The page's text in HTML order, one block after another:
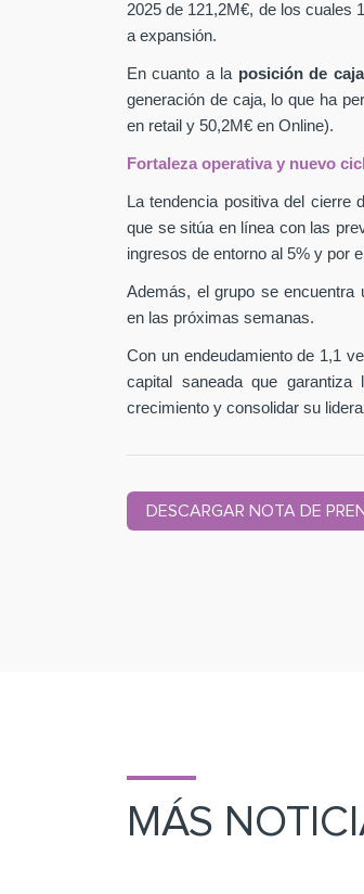
2025 de 121,2M€, de los cuales
a expansión.
En cuanto a la posición de caja
generación de caja, lo que ha
en retail y 50,2M€ en Online).
Fortaleza operativa y nuevo
La tendencia positiva del cierre
que se sitúa en línea con las
ingresos de entorno al 5% y por
Además, el grupo se encuentra
en las próximas semanas.
Con un endeudamiento de 1,1
capital saneada que
crecimiento y consolidar su
DESCARGAR NOTA DE
MÁS